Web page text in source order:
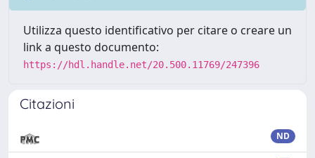
Utilizza questo identificativo per citare o creare un
link a questo documento:
https://hdl.handle.net/20.500.11769/247396
Citazioni
ND